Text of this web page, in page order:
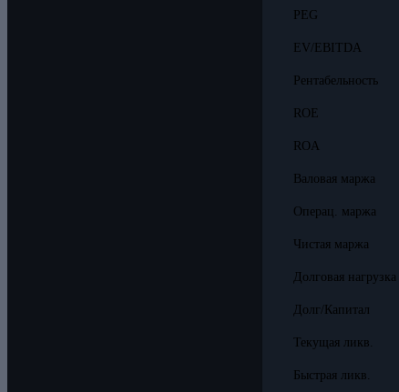
PEG
EV/EBITDA
Рентабельность
ROE
ROA
Валовая маржа
Операц. маржа
Чистая маржа
Долговая нагрузка
Долг/Капитал
Текущая ликв.
Быстрая ликв.